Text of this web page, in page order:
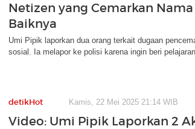
Netizen yang Cemarkan Nama
Baiknya
Umi Pipik laporkan dua orang terkait dugaan
sosial. Ia melapor ke polisi karena ingin beri
detikHot Kamis, 22 Mei 2025 21:14 WIB
Video: Umi Pipik Laporkan 2